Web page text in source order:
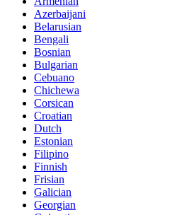
Azerbaijani
Belarusian
Bengali
Bosnian
Bulgarian
Cebuano
Chichewa
Corsican
Croatian
Dutch
Estonian
Filipino
Finnish
Frisian
Galician
Georgian